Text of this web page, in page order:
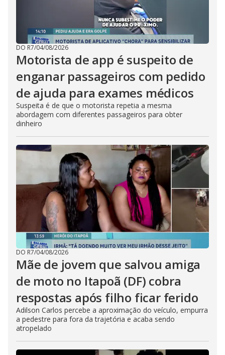
DO R7/04/08/2026
Motorista de app é suspeito de
enganar passageiros com pedido
de ajuda para exames médicos
Suspeita é de que o motorista repetia a mesma
abordagem com diferentes passageiros para obter
dinheiro
DO R7/04/08/2026
Mãe de jovem que salvou amiga
de moto no Itapoã (DF) cobra
respostas após filho ficar ferido
Adilson Carlos percebe a aproximação do veículo, empurra
a pedestre para fora da trajetória e acaba sendo
atropelado